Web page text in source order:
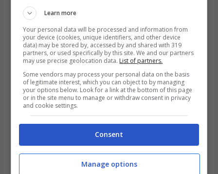
I Pro E I Contro Di Una Nuova Moda
Che Punta A Cambiare Il Tabacco
Per Sempre
25 Novembre 2025
Come mettere in sicurezza il
proprio sito web
Learn more
Your personal data will be processed and information from
your device (cookies, unique identifiers, and other device
data) may be stored by, accessed by and shared with 319
partners, or used specifically by this site. We and our partners
may use precise geolocation data. List of partners.
Some vendors may process your personal data on the basis
of legitimate interest, which you can object to by managing
your options below. Look for a link at the bottom of this page
or in the site menu to manage or withdraw consent in privacy
and cookie settings.
Consent
Manage options